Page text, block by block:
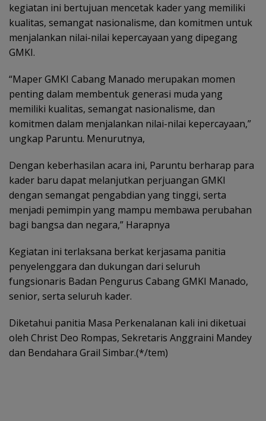
kegiatan ini bertujuan mencetak kader yang memiliki
kualitas, semangat nasionalisme, dan komitmen untuk
menjalankan nilai-nilai kepercayaan yang dipegang
GMKI.
“Maper GMKI Cabang Manado merupakan momen
penting dalam membentuk generasi muda yang
memiliki kualitas, semangat nasionalisme, dan
komitmen dalam menjalankan nilai-nilai kepercayaan,”
ungkap Paruntu. Menurutnya,
Dengan keberhasilan acara ini, Paruntu berharap para
kader baru dapat melanjutkan perjuangan GMKI
dengan semangat pengabdian yang tinggi, serta
menjadi pemimpin yang mampu membawa perubahan
bagi bangsa dan negara,” Harapnya
Kegiatan ini terlaksana berkat kerjasama panitia
penyelenggara dan dukungan dari seluruh
fungsionaris Badan Pengurus Cabang GMKI Manado,
senior, serta seluruh kader.
Diketahui panitia Masa Perkenalanan kali ini diketuai
oleh Christ Deo Rompas, Sekretaris Anggraini Mandey
dan Bendahara Grail Simbar.(*/tem)